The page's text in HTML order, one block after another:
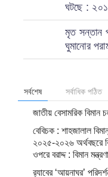
ঘটছে :
মৃত সন্তান
ঘুমানোর
সর্বশেষ সর্বাধিক পঠিত
জাতীয় বেসামরিক
বেবিচক : শাহজালাল
২০২৫-২০২৬ অর্থবছরে
ওপরে বরাদ্দ : বিমান
র‍্যাবের ‘আয়নাঘর’